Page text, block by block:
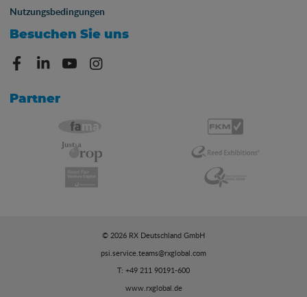
Nutzungsbedingungen
Besuchen Sie uns
Partner
© 2026 RX Deutschland GmbH
psi.service.teams@rxglobal.com
T: +49 211 90191-600
www.rxglobal.de